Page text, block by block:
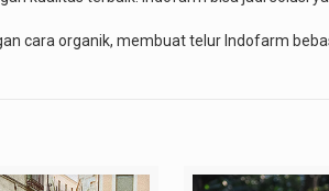
cara organik, membuat telur Indofarm